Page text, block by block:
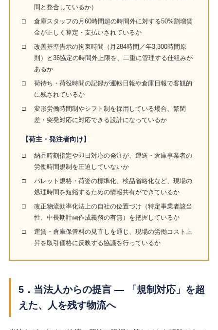
間と整合しているか）
□
倉庫スタッフの月60時間超の時間外に対する50%割増賃
金が正しく算定・支払いされているか
□
改善基準告示の拘束時間（月284時間／年3,300時間原
則）と36協定の時間外上限を、二重に管理する仕組みが
あるか
□
荷待ち・荷役時間の記録が運転日報や倉庫日報で客観的
に残されているか
□
変形労働時間制やシフト制を採用している場合、繁閑
差・突発対応に対応できる設計になっているか
【荷主・発注者向け】
□
納品時刻指定や即日対応の発注が、運送・倉庫事業者の
労働時間規制を圧迫していないか
□
パレット規格・荷姿の標準化、検品省略化など、現場の
処理時間を短縮するための情報共有ができているか
□
改正物流効率化法上の自社の位置づけ（特定事業者該当
性、中長期計画作成義務の有無）を把握しているか
□
運賃・倉庫保管料の見直しを通じ、現場の労働コスト上
昇を取引価格に反映する協議を行っているか
5．当法人からの提言 ― 「規制対応」を超
えた、人を残す物流へ